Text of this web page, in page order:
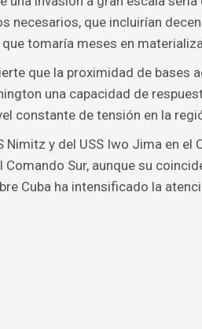
necesarios, que incluirían
tomaría meses en
que la proximidad de bases
una capacidad de
constante de tensión en la
Nimitz y del USS Iwo Jima en el
Sur, aunque su
Cuba ha intensificado la